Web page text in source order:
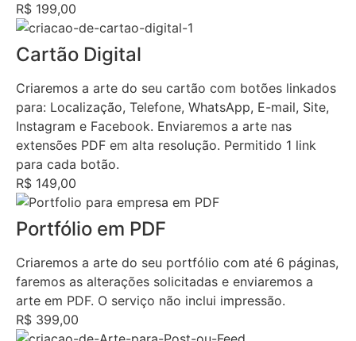
R$ 199,00
Cartão Digital
Criaremos a arte do seu cartão com botões linkados
para: Localização, Telefone, WhatsApp, E-mail, Site,
Instagram e Facebook. Enviaremos a arte nas
extensões PDF em alta resolução. Permitido 1 link
para cada botão.
R$ 149,00
Portfólio em PDF
Criaremos a arte do seu portfólio com até 6 páginas,
faremos as alterações solicitadas e enviaremos a
arte em PDF. O serviço não inclui impressão.
R$ 399,00